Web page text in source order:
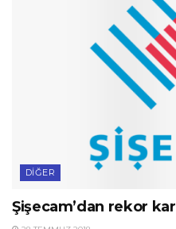
DIĞER
Şişecam’dan rekor kar